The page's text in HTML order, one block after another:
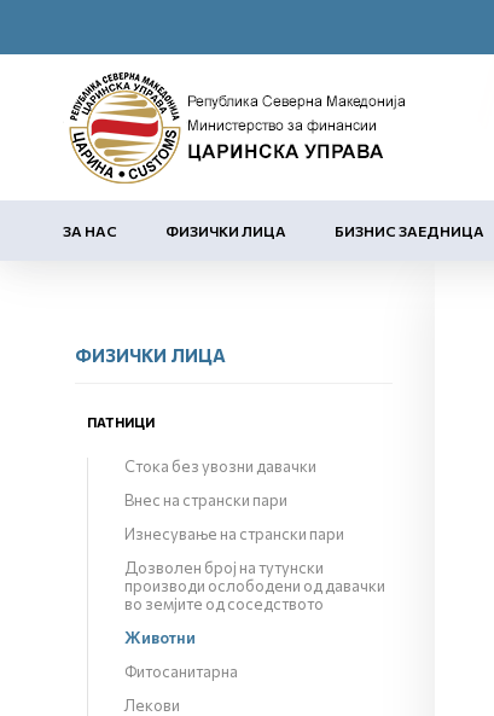
ЗА НАС ФИЗИЧКИ ЛИЦА БИЗНИС ЗАЕДНИЦА
ФИЗИЧКИ ЛИЦА
ПАТНИЦИ
Стока без увозни давачки
Внес на странски пари
Изнесување на странски пари
Дозволен број на тутунски
производи ослободени од давачки
во земјите од соседството
Животни
Фитосанитарна
Лекови